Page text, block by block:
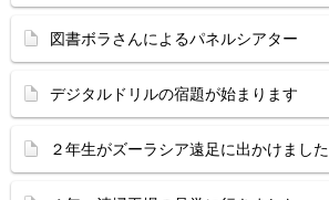
図書ボラさんによるパネルシアター
デジタルドリルの宿題が始まります
２年生がズーラシア遠足に出かけました